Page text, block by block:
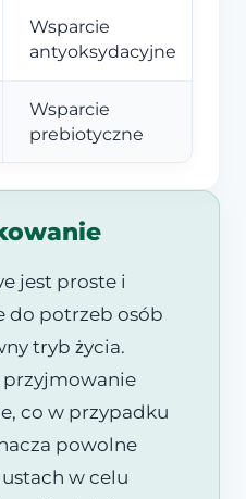
Wsparcie
antyoksydacyjne
Wsparcie
prebiotyczne
jest proste i
do potrzeb osób
tryb życia.
przyjmowanie
co w przypadku
powolne
w celu